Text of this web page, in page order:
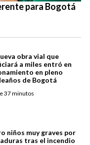
para Bogotá
obra vial que
a miles entró en
en pleno
de Bogotá
37 minutos
niños muy graves por
tras el incendio